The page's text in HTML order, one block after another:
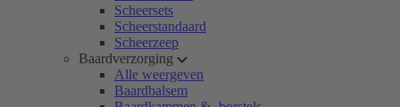
Scheersets
Scheerstandaard
Scheerzeep
Baardverzorging
Alle weergeven
Baardbalsem